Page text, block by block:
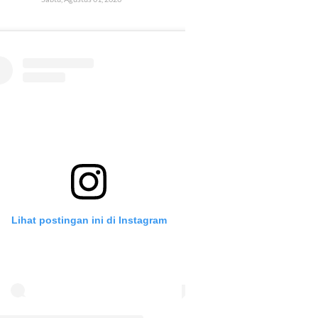
Lihat postingan ini di Instagram